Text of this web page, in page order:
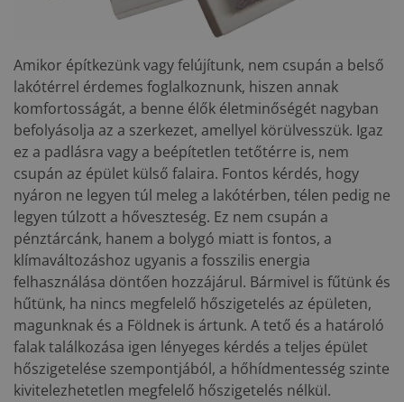
Amikor építkezünk vagy felújítunk, nem csupán a belső
lakótérrel érdemes foglalkoznunk, hiszen annak
komfortosságát, a benne élők életminőségét nagyban
befolyásolja az a szerkezet, amellyel körülvesszük. Igaz
ez a padlásra vagy a beépítetlen tetőtérre is, nem
csupán az épület külső falaira. Fontos kérdés, hogy
nyáron ne legyen túl meleg a lakótérben, télen pedig ne
legyen túlzott a hőveszteség. Ez nem csupán a
pénztárcánk, hanem a bolygó miatt is fontos, a
klímaváltozáshoz ugyanis a fosszilis energia
felhasználása döntően hozzájárul. Bármivel is fűtünk és
hűtünk, ha nincs megfelelő hőszigetelés az épületen,
magunknak és a Földnek is ártunk. A tető és a határoló
falak találkozása igen lényeges kérdés a teljes épület
hőszigetelése szempontjából, a hőhídmentesség szinte
kivitelezhetetlen megfelelő hőszigetelés nélkül.